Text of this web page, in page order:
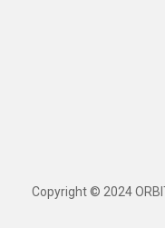
Copyright © 2024